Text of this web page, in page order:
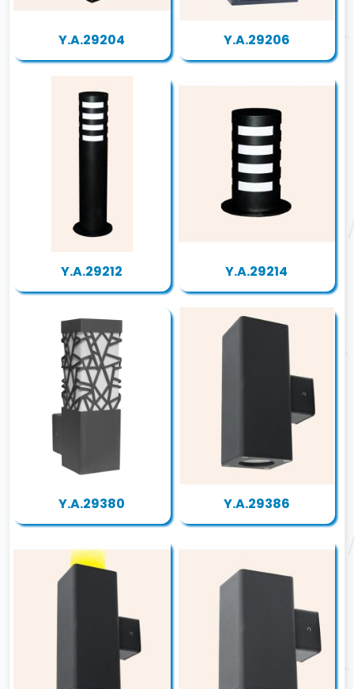
Y.A.29204 Y.A.29206
Y.A.29212 Y.A.29214
Y.A.29380 Y.A.29386